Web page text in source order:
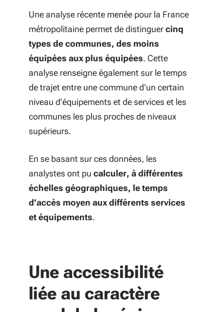
Une analyse récente menée pour la France
métropolitaine permet de distinguercinq
types de communes, des moins
équipées aux plus équipées. Cette
analyse renseigne également sur le temps
de trajet entre une commune d’un certain
niveau d’équipements et de services et les
communes les plus proches de niveaux
supérieurs.
En se basant sur ces données, les
analystes ont pu calculer, à différentes
échelles géographiques, le temps
d’accès moyen aux différents services
et équipements.
Une accessibilité
liée au caractère